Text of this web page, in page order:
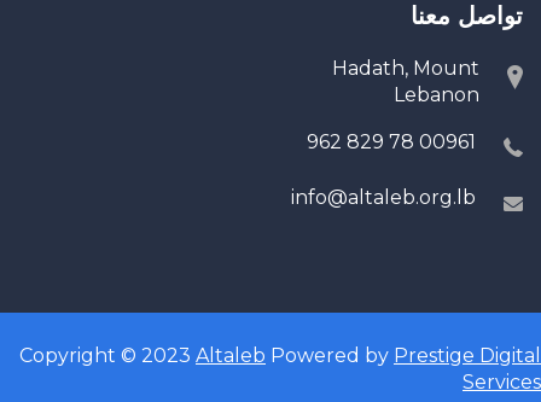
تواصل معنا
Hadath, Mount
Lebanon
00961 78 829 962
info@altaleb.org.lb
Copyright © 2023 Altaleb Powered by Prestige Digital
Services